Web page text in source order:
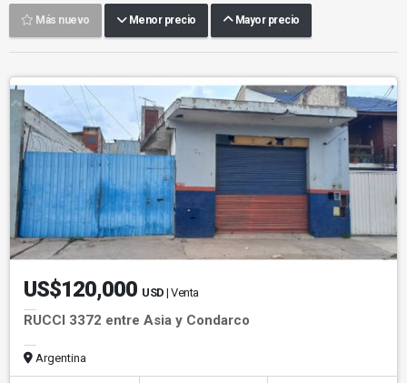
Más nuevo Menor precio Mayor precio
US$120,000 USD | Venta
RUCCI 3372 entre Asia y Condarco
Argentina